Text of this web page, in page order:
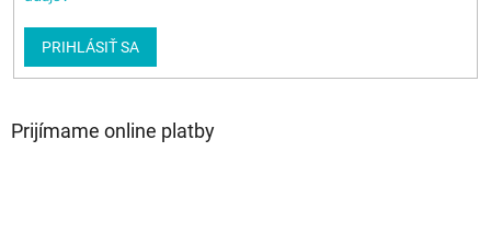
PRIHLÁSIŤ SA
Prijímame online platby